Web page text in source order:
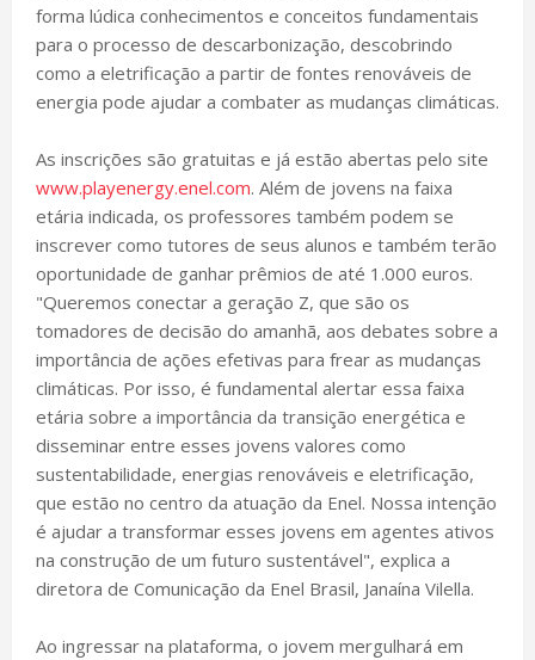
forma lúdica conhecimentos e conceitos fundamentais
para o processo de descarbonização, descobrindo
como a eletrificação a partir de fontes renováveis de
energia pode ajudar a combater as mudanças climáticas.
As inscrições são gratuitas e já estão abertas pelo site
www.playenergy.enel.com. Além de jovens na faixa
etária indicada, os professores também podem se
inscrever como tutores de seus alunos e também terão
oportunidade de ganhar prêmios de até 1.000 euros.
"Queremos conectar a geração Z, que são os
tomadores de decisão do amanhã, aos debates sobre a
importância de ações efetivas para frear as mudanças
climáticas. Por isso, é fundamental alertar essa faixa
etária sobre a importância da transição energética e
disseminar entre esses jovens valores como
sustentabilidade, energias renováveis e eletrificação,
que estão no centro da atuação da Enel. Nossa intenção
é ajudar a transformar esses jovens em agentes ativos
na construção de um futuro sustentável", explica a
diretora de Comunicação da Enel Brasil, Janaína Vilella.
Ao ingressar na plataforma, o jovem mergulhará em